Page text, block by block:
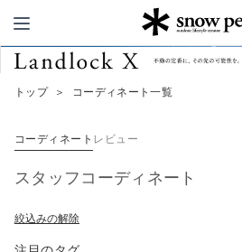
Snow Peak
トップ ＞ コーディネート一覧
コーディネート レビュー
スタッフコーディネート
絞込みの解除